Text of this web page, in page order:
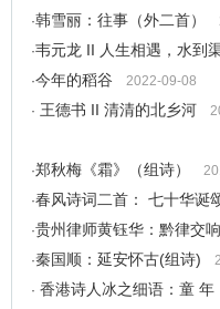
·韩雪丽：往事（外二首）
·韦元龙 II 人生相遇，水到
·今年的稻谷
2022-09-08
· 王德书 II 清清的北乡河
·郑秋梅《霜》（组诗）
·春风诗词二首： 七十华诞
·贵州律师黄钰华：黔律交
·秦国顺：延安怀古(组诗)
· 香港诗人冰之细语：童 年